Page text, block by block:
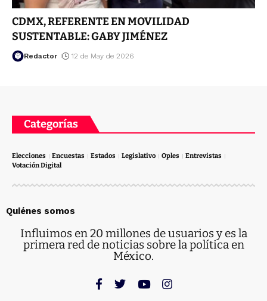
CDMX, REFERENTE EN MOVILIDAD
SUSTENTABLE: GABY JIMÉNEZ
Redactor 12 de May de 2026
Categorías
Elecciones Encuestas Estados Legislativo Oples
Entrevistas
Votación Digital
Quiénes somos
Influimos en 20 millones de usuarios y es la
primera red de noticias sobre la política en
México.